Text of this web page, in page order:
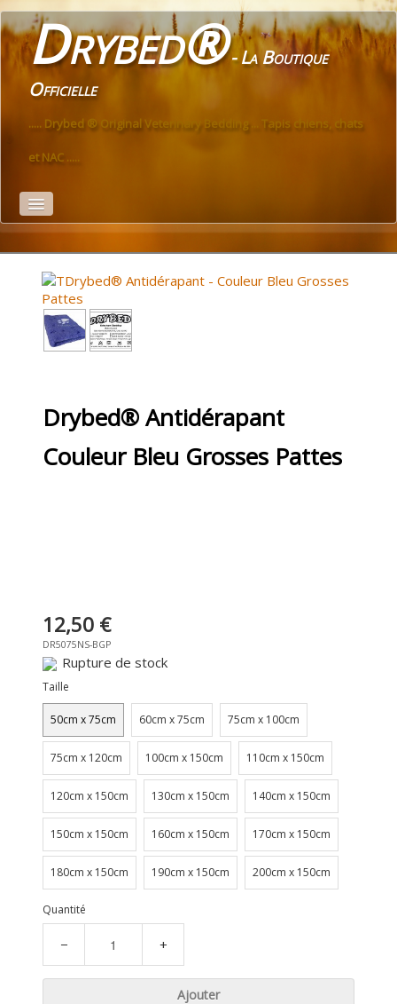
Drybed®- La Boutique
Officielle
..... Drybed ® Original Veterinary Bedding ... Tapis chiens, chats
et NAC .....
Accueil
PREMIUM
ECO
Lots de Drybed®
Drybed® Antidérapant
Couleur Bleu Grosses Pattes
12,50 €
DR5075NS-BGP
Rupture de stock
Taille
50cm x 75cm 60cm x 75cm 75cm x 100cm
75cm x 120cm 100cm x 150cm 110cm x 150cm
120cm x 150cm 130cm x 150cm 140cm x 150cm
150cm x 150cm 160cm x 150cm 170cm x 150cm
180cm x 150cm 190cm x 150cm 200cm x 150cm
Quantité
− +
Ajouter